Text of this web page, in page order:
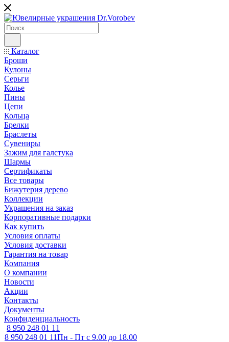
Каталог
Броши
Кулоны
Серьги
Колье
Пины
Цепи
Кольца
Брелки
Браслеты
Сувениры
Зажим для галстука
Шармы
Сертификаты
Все товары
Бижутерия дерево
Коллекции
Украшения на заказ
Корпоративные подарки
Как купить
Условия оплаты
Условия доставки
Гарантия на товар
Компания
О компании
Новости
Акции
Контакты
Документы
Конфиденциальность
8 950 248 01 11
8 950 248 01 11Пн - Пт с 9.00 до 18.00